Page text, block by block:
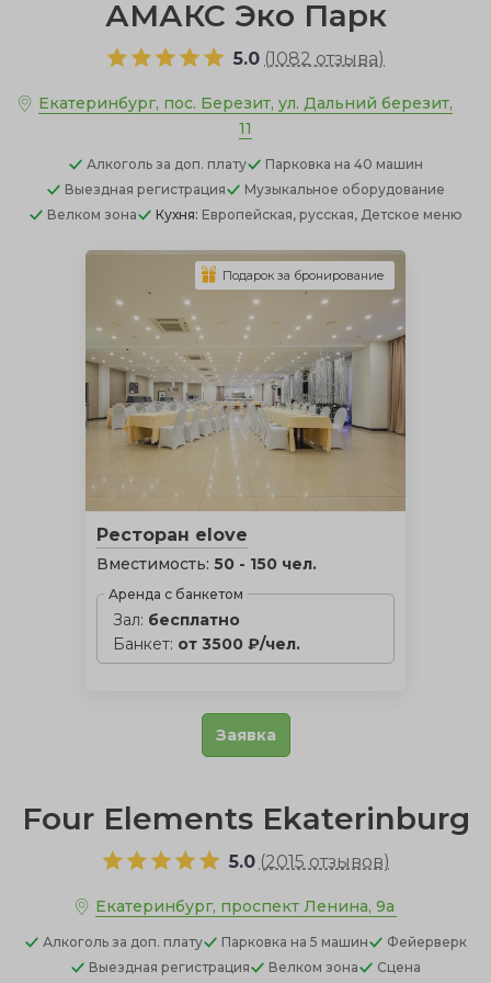
АМАКС Эко Парк
5.0 (1082 отзыва)
Екатеринбург, пос. Березит, ул. Дальний березит,
11
Алкоголь за доп. плату Парковка на 40 машин
Выездная регистрация
Музыкальное оборудование
Велком зона
Кухня: Европейская, русская, Детское меню
Ресторан elove
Вместимость: 50 - 150 чел.
Аренда с банкетом
Зал: бесплатно
Банкет: от 3500 ₽/чел.
Подарок за бронирование
Заявка
Four Elements Ekaterinburg
5.0 (2015 отзывов)
Екатеринбург, проспект Ленина, 9а
Алкоголь за доп. плату Парковка на 5 машин
Фейерверк
Выездная регистрация
Велком зона Сцена